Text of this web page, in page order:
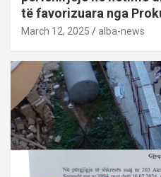
të favorizuara nga
March 12, 2025 alba-news